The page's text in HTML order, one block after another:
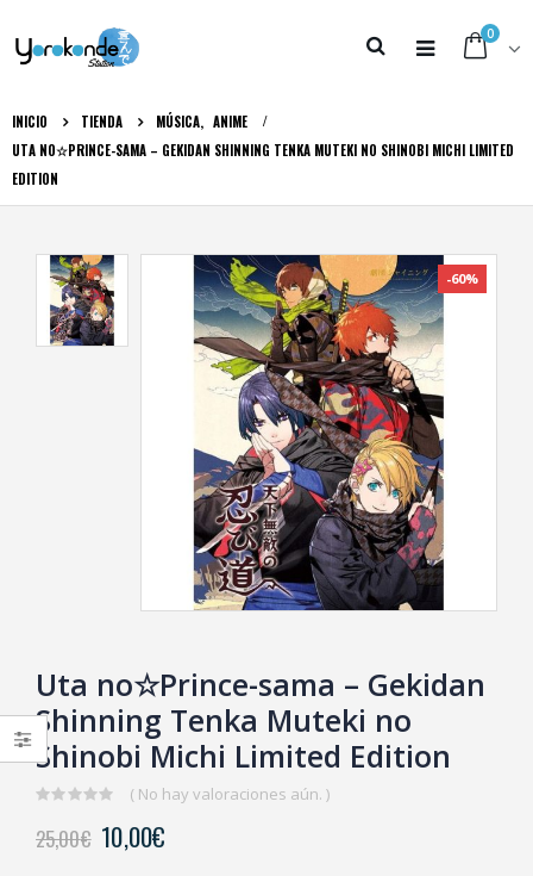
0
INICIO TIENDA MÚSICA, ANIME
UTA NO☆PRINCE-SAMA – GEKIDAN SHINNING TENKA MUTEKI NO SHINOBI MICHI LIMITED
EDITION
-60%
Uta no☆Prince-sama – Gekidan
Shinning Tenka Muteki no
Shinobi Michi Limited Edition
out
of
( No hay valoraciones aún. )
25,00€ 10,00€